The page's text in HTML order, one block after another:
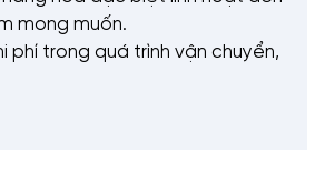
mong muốn.
phí trong quá trình vận chuyển,